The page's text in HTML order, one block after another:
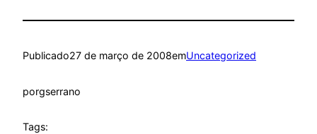
Publicado27 de março de 2008emUncategorized
porgserrano
Tags: